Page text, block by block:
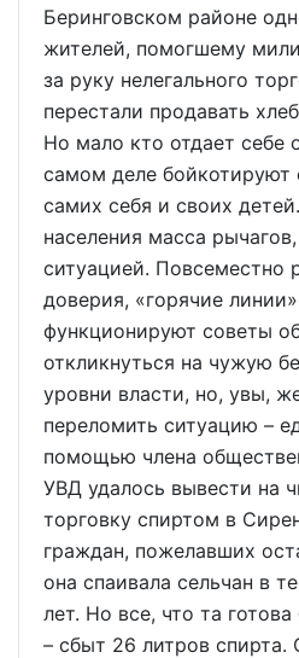
Беринговском районе
жителей, помогшему
за руку нелегального
перестали продавать
Но мало кто отдает себе
самом деле бойкотируют
самих себя и своих
населения масса
ситуацией. Повсеместно
доверия, «горячие
функционируют советы
откликнуться на чужую
уровни власти, но, увы,
переломить ситуацию –
помощью члена
УВД удалось вывести на
торговку спиртом в
граждан, пожелавших
она спаивала сельчан в
лет. Но все, что та
– сбыт 26 литров спирта.